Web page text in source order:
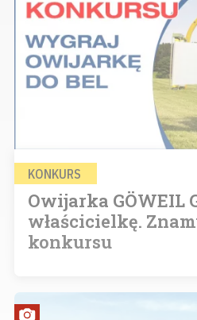
KONKURS
Owijarka GÖWEIL
właścicielkę.
konkursu